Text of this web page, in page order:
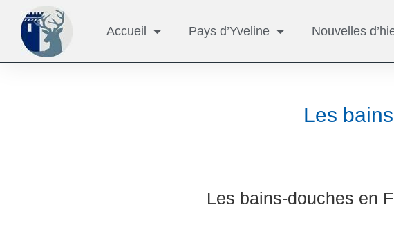
Accueil Pays d’Yveline Nouvelles
Les
Les bains-douches en